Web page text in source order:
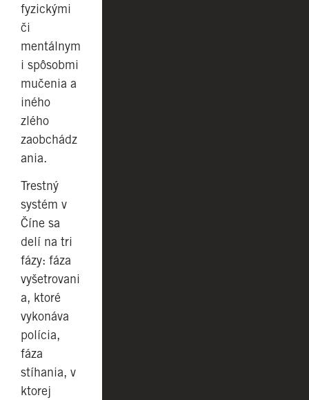
fyzickými
či
mentálnym
i spôsobmi
mučenia a
iného
zlého
zaobchádz
ania.
Trestný
systém v
Číne sa
delí na tri
fázy: fáza
vyšetrovani
a, ktoré
vykonáva
polícia,
fáza
stíhania, v
ktorej